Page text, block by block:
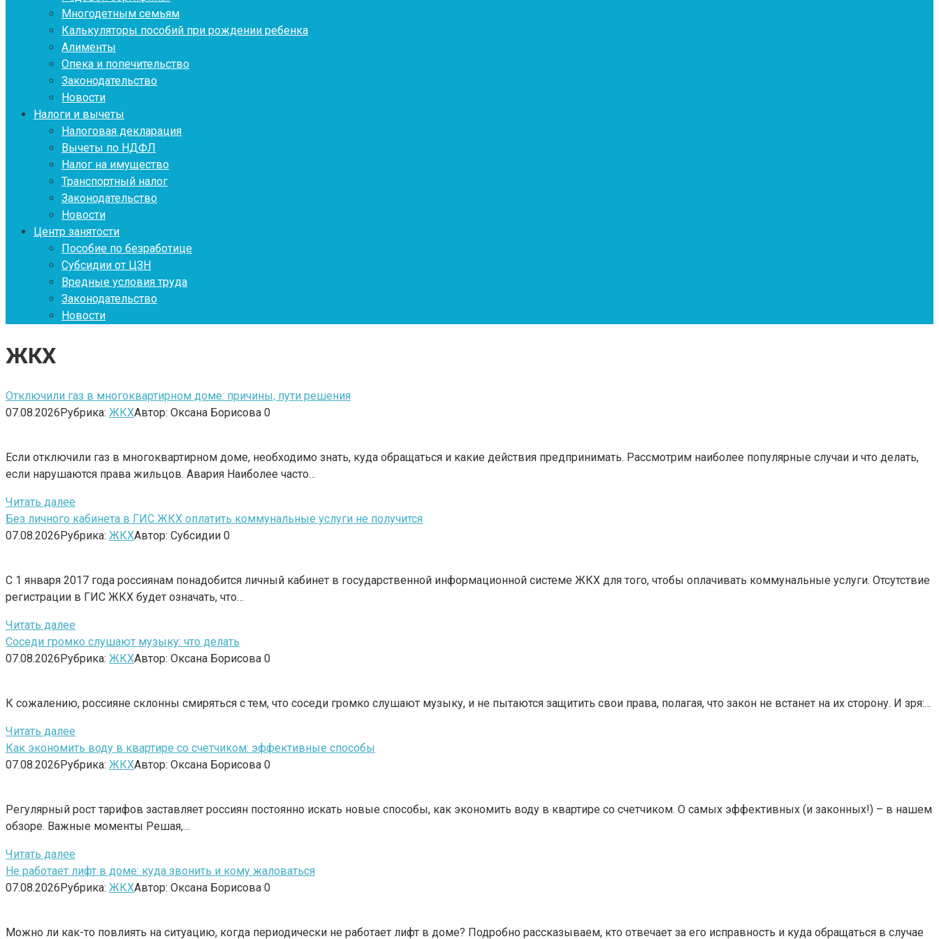
Многодетным семьям
Калькуляторы пособий при рождении ребенка
Алименты
Опека и попечительство
Законодательство
Новости
Налоги и вычеты
Налоговая декларация
Вычеты по НДФЛ
Налог на имущество
Транспортный налог
Законодательство
Новости
Центр занятости
Пособие по безработице
Субсидии от ЦЗН
Вредные условия труда
Законодательство
Новости
ЖКХ
Отключили газ в многоквартирном доме: причины, пути решения
07.08.2026Рубрика: ЖКХАвтор: Оксана Борисова 0
Если отключили газ в многоквартирном доме, необходимо знать, куда обращаться и какие действия предпринимать. Рассмотрим наиболее популярные случаи и что делать,
если нарушаются права жильцов. Авария Наиболее часто…
Читать далее
Без личного кабинета в ГИС ЖКХ оплатить коммунальные услуги не получится
07.08.2026Рубрика: ЖКХАвтор: Субсидии 0
С 1 января 2017 года россиянам понадобится личный кабинет в государственной информационной системе ЖКХ для того, чтобы оплачивать коммунальные услуги. Отсутствие
регистрации в ГИС ЖКХ будет означать, что…
Читать далее
Соседи громко слушают музыку: что делать
07.08.2026Рубрика: ЖКХАвтор: Оксана Борисова 0
К сожалению, россияне склонны смиряться с тем, что соседи громко слушают музыку, и не пытаются защитить свои права, полагая, что закон не встанет на их сторону. И зря:…
Читать далее
Как экономить воду в квартире со счетчиком: эффективные способы
07.08.2026Рубрика: ЖКХАвтор: Оксана Борисова 0
Регулярный рост тарифов заставляет россиян постоянно искать новые способы, как экономить воду в квартире со счетчиком. О самых эффективных (и законных!) – в нашем
обзоре. Важные моменты Решая,…
Читать далее
Не работает лифт в доме: куда звонить и кому жаловаться
07.08.2026Рубрика: ЖКХАвтор: Оксана Борисова 0
Можно ли как-то повлиять на ситуацию, когда периодически не работает лифт в доме? Подробно рассказываем, кто отвечает за его исправность и куда обращаться в случае